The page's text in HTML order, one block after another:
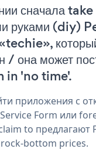
сначала
руками (diy)
/ она может
in 'no time'.
приложения с
Form или
to предлагают
bottom prices.